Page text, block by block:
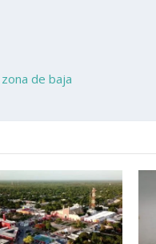
de baja